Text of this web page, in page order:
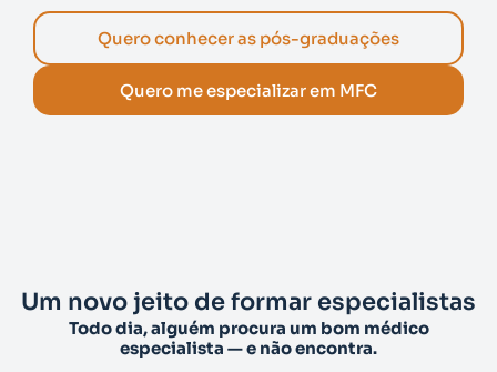
Quero conhecer as pós-graduações
Quero me especializar em MFC
Um novo jeito de formar especialistas
Todo dia, alguém procura um bom médico
especialista — e não encontra.